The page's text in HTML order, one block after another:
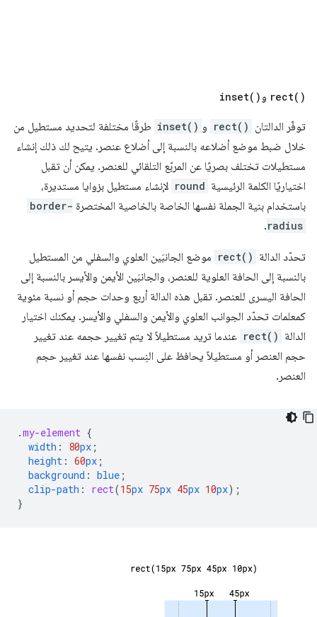
rect( ) و inset( )
توفّر الدالتان rect() و inset() طرقًا مختلفة لتحديد مستطيل من
خلال ضبط موضع أضلاعه بالنسبة إلى أضلاع عنصر. يتيح لك ذلك إنشاء
مستطيلات تختلف بصريًا عن المربّع التلقائي للعنصر. يمكن أن تقبل
اختياريًا الكلمة الرئيسية round لإنشاء مستطيل بزوايا مستديرة،
باستخدام بنية الجملة نفسها الخاصة بالخاصية المختصرة border-
radius
.
تحدّد الدالة rect() موضع الجانبَين العلوي والسفلي من المستطيل
بالنسبة إلى الحافة العلوية للعنصر، والجانبَين الأيمن والأيسر بالنسبة إلى
الحافة اليسرى للعنصر. تقبل هذه الدالة أربع وحدات حجم أو نسبة مئوية
كمعلمات تحدّد الجوانب العلوي والأيمن والسفلي والأيسر. يمكنك اختيار
الدالة rect() عندما تريد مستطيلاً لا يتم تغيير حجمه عند تغيير
حجم العنصر أو مستطيلاً يحافظ على النِسب نفسها عند تغيير حجم
العنصر.
.my-element {
width : 80px ;
height : 60px ;
background : blue ;
clip-path : rect(15px 75px 45px 10px);
}